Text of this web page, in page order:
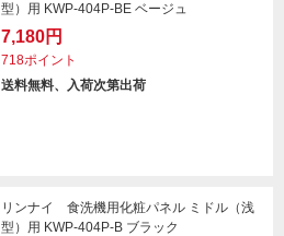
型）用 KWP-404P-BE ベージュ
7,180円
718ポイント
送料無料、入荷次第出荷
リンナイ 食洗機用化粧パネル ミドル（浅
型）用 KWP-404P-B ブラック